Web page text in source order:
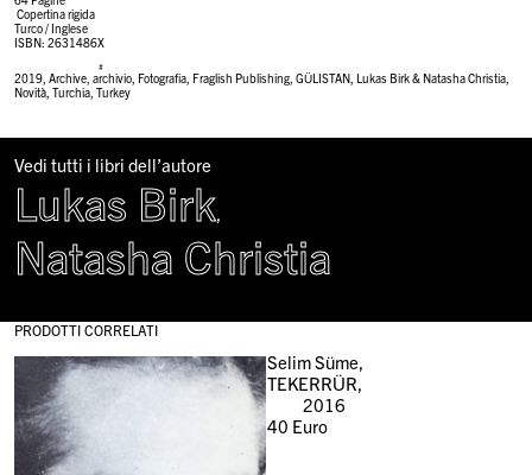
Copertina rigida
Turco / Inglese
ISBN:2631486X
#
2019,Archive,archivio, Fotografia, Fraglish Publishing,GÜLISTAN, Lukas Birk & Natasha Christia,
Novità,Turchia,Turkey
Vedi tutti i libri dell’autore
Lukas Birk,
Natasha Christia
PRODOTTI CORRELATI
Selim Süme,
TEKERRÜR,
2016
40 Euro